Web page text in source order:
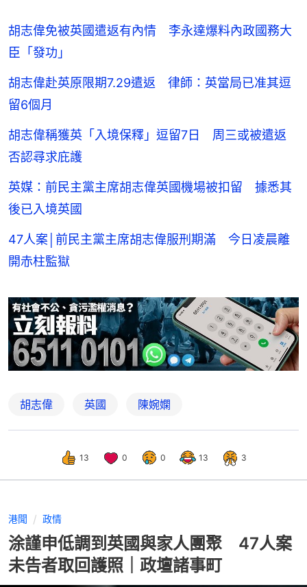
胡志偉免被英國遣返有內情 李永達爆料內政國務大
臣「發功」
胡志偉赴英原限期7.29遣返 律師：英當局已准其逗
留6個月
胡志偉稱獲英「入境保釋」逗留7日 周三或被遣返
否認尋求庇護
英媒：前民主黨主席胡志偉英國機場被扣留 據悉其
後已入境英國
47人案│前民主黨主席胡志偉服刑期滿 今日凌晨離
開赤柱監獄
胡志偉 英國 陳婉嫻
13 0 0 13 3
港聞 政情
涂謹申低調到英國與家人團聚 47人案
未告者取回護照｜政壇諸事町